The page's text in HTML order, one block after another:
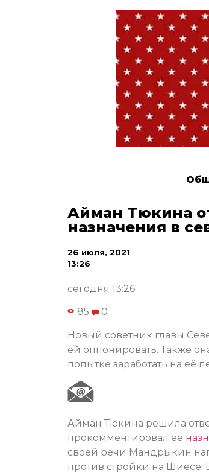
Айман Тюкина
назначения в
26 июля, 2021
13:26
сегодня 13:26
85 0
Новый советник главы
ей оппонировать. Также
попытке заработать на её
Айман Тюкина решила
прокомментировал её
своей речи Мандрыкин
против стройки на Шиесе.